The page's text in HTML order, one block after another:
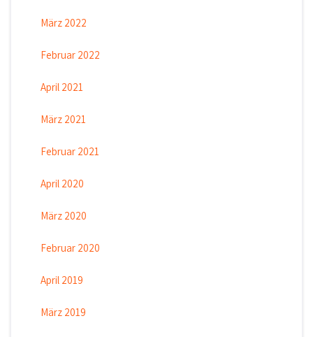
März 2022
Februar 2022
April 2021
März 2021
Februar 2021
April 2020
März 2020
Februar 2020
April 2019
März 2019